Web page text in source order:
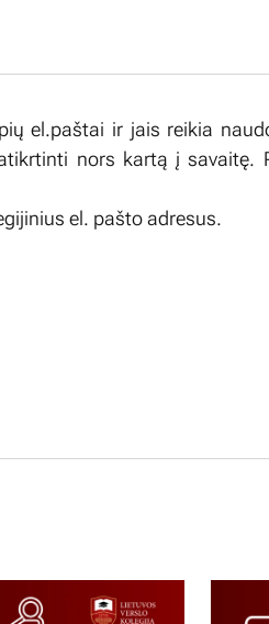
el.paštai ir jais reikia
nors kartą į savaitę.
el. pašto adresus.